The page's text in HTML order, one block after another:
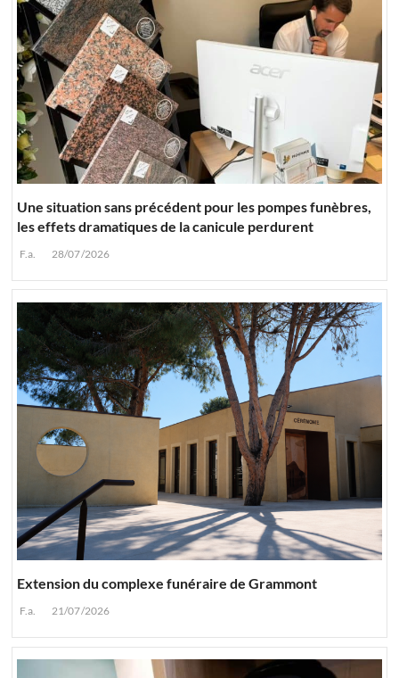
Une situation sans précédent pour les pompes funèbres,
les effets dramatiques de la canicule perdurent
F.a. 28/07/2026
Extension du complexe funéraire de Grammont
F.a. 21/07/2026